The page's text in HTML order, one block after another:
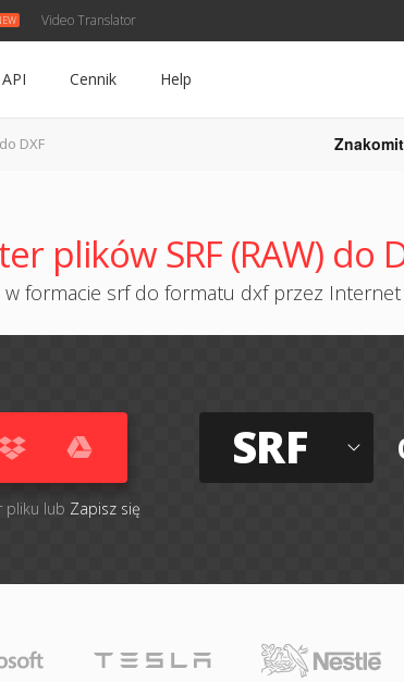
Video Translator
API Cennik Help
DXF
plików SRF (RAW) do
formacie srf do formatu dxf przez Internet
pliku lub Zapisz się
SRF